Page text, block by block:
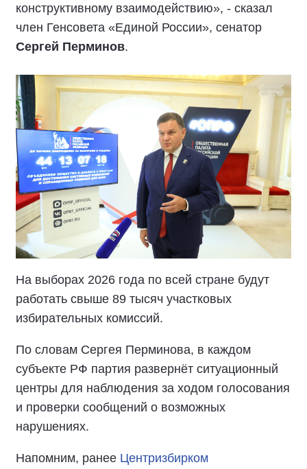
конструктивному взаимодействию», - сказал
член Генсовета «Единой России», сенатор
Сергей Перминов.
На выборах 2026 года по всей стране будут
работать свыше 89 тысяч участковых
избирательных комиссий.
По словам Сергея Перминова, в каждом
субъекте РФ партия развернёт ситуационный
центры для наблюдения за ходом голосования
и проверки сообщений о возможных
нарушениях.
Напомним, ранее Центризбирком